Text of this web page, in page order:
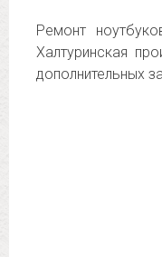
Ремонт
Халтуринская
дополнительных